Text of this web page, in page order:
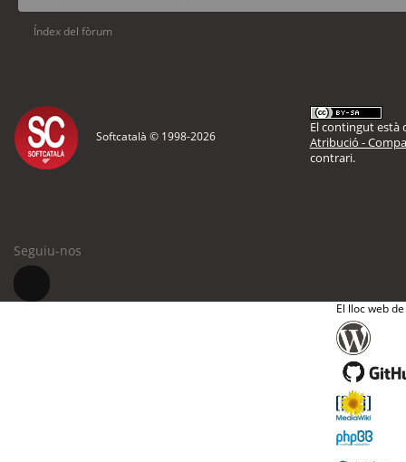
Índex del fòrum
Softcatalà © 1998-2026
El contingut està
Atribució -
contrari.
Seguiu-nos
El lloc web